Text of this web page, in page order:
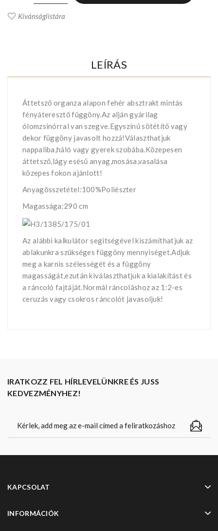
Kívánságlistára
LEÍRÁS
Áttetsző organza alapon fehér absztrakt mintás
fényáteresztő függöny.Az alján gyárilag
ólomzsinórral van szegve.Egyszínű sötétítő vagy
dekor függöny javasolt hozzá!Választhatjuk
nappaliba,háló vagy gyerek szobába.Közepesen
áttetsző,lágy esésű anyag,mosása,vasalása
közepes fokon ajánlott!
Anyagösszetétel:100%Poliészter
Magassága:290 cm
Az alábbi kalkulátor segìtségével kiszámíthatjuk az
ablakunkra szükséges függöny mennyiséget.Adjuk
meg a karnis szélességét és a függöny
magasságát,ezután kiválaszthatjuk a kialakítást és
a ráncoló fajtáját.Normál ráncoláshoz az 1:2-es
ceruzás vagy csokros ráncolót javasoljuk!
IRATKOZZ FEL HÍRLEVELÜNKRE ÉS JUSS
KEDVEZMÉNYHEZ!
KAPCSOLAT
INFORMÁCIÓK